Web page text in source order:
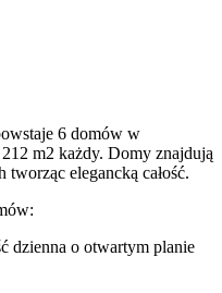
6 domów w
m2 każdy. Domy znajdują
tworząc elegancką całość.
dzienna o otwartym planie